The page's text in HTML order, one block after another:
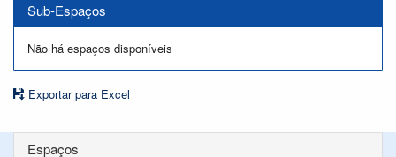
Sub-Espaços
Não há espaços disponíveis
Exportar para Excel
Espaços